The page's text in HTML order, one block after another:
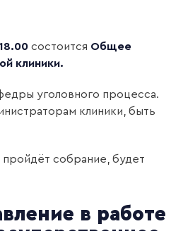
состоится Общее
клиники.
уголовного процесса.
клиники, быть
собрание, будет
в работе